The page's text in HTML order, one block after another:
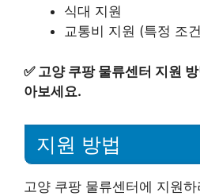
식대 지원
교통비 지원 (특정 조
✅ 고양 쿠팡 물류센터 지원
아보세요.
지원 방법
고양 쿠팡 물류센터에 지원